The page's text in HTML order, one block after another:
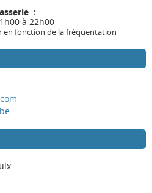
:
à 22h00
en fonction de la fréquentation